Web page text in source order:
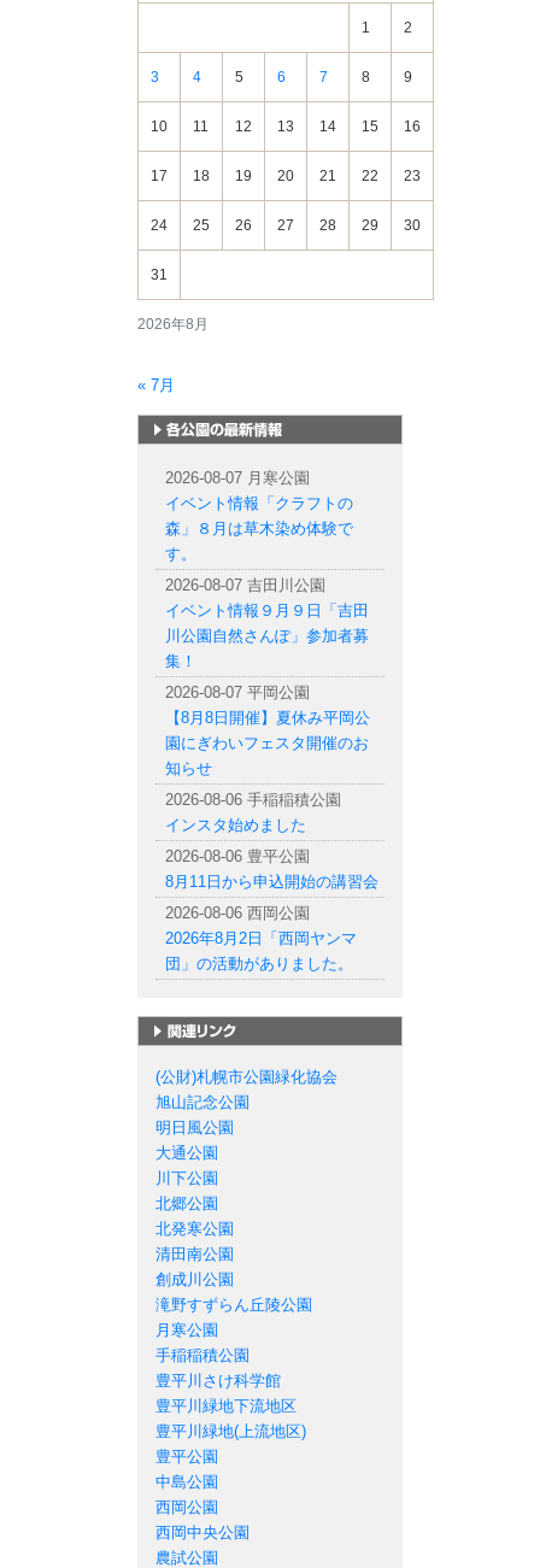
2026年8月
1 2
3 4 5 6 7 8 9
10 11 12 13 14 15 16
17 18 19 20 21 22 23
24 25 26 27 28 29 30
31
« 7月
2026-08-07 月寒公園
イベント情報「クラフトの
森」８月は草木染め体験で
す。
2026-08-07 吉田川公園
イベント情報９月９日「吉田
川公園自然さんぽ」参加者募
集！
2026-08-07 平岡公園
【8月8日開催】夏休み平岡公
園にぎわいフェスタ開催のお
知らせ
2026-08-06 手稲稲積公園
インスタ始めました
2026-08-06 豊平公園
8月11日から申込開始の講習会
2026-08-06 西岡公園
2026年8月2日「西岡ヤンマ
団」の活動がありました。
(公財)札幌市公園緑化協会
旭山記念公園
明日風公園
大通公園
川下公園
北郷公園
北発寒公園
清田南公園
創成川公園
滝野すずらん丘陵公園
月寒公園
手稲稲積公園
豊平川さけ科学館
豊平川緑地下流地区
豊平川緑地(上流地区)
豊平公園
中島公園
西岡公園
西岡中央公園
農試公園